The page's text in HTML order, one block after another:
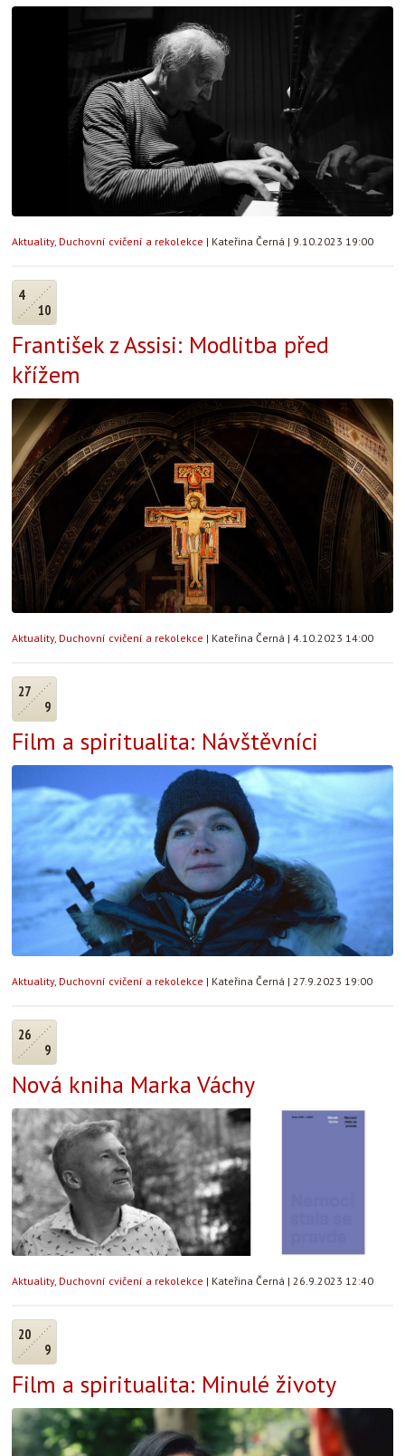
Aktuality, Duchovní cvičení a rekolekce | Kateřina Černá | 9.10.2023 19:00
4
10
František z Assisi: Modlitba před
křížem
Aktuality, Duchovní cvičení a rekolekce | Kateřina Černá | 4.10.2023 14:00
27
9
Film a spiritualita: Návštěvníci
Aktuality, Duchovní cvičení a rekolekce | Kateřina Černá | 27.9.2023 19:00
26
9
Nová kniha Marka Váchy
Aktuality, Duchovní cvičení a rekolekce | Kateřina Černá | 26.9.2023 12:40
20
9
Film a spiritualita: Minulé životy